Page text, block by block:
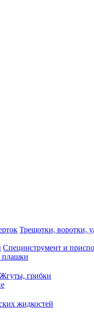
Трещотки, воротки,
Специнструмент и
плашки
Жгуты, грибки
жидкостей